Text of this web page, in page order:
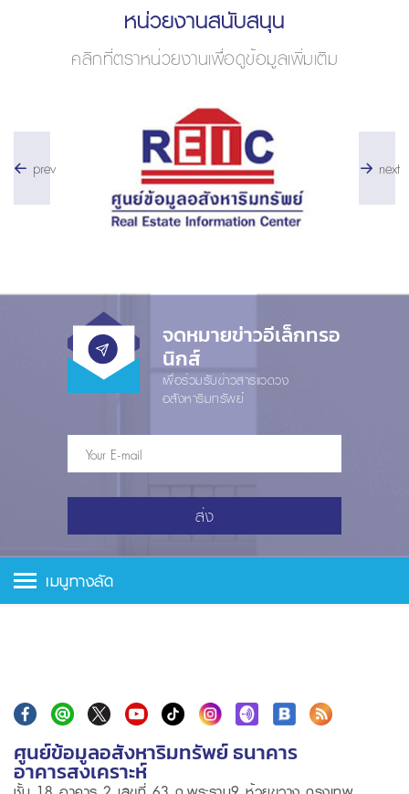
หน่วยงานสนับสนุน
คลิกที่ตราหน่วยงานเพื่อดูข้อมูลเพิ่มเติม
prev next
จดหมายข่าวอีเล็กทรอ
นิกส์
เพื่อร่วมรับข่าวสารแวดวง
อสังหาริมทรัพย์
ส่ง
เมนูทางลัด
ศูนย์ข้อมูลอสังหาริมทรัพย์ ธนาคาร
อาคารสงเคราะห์